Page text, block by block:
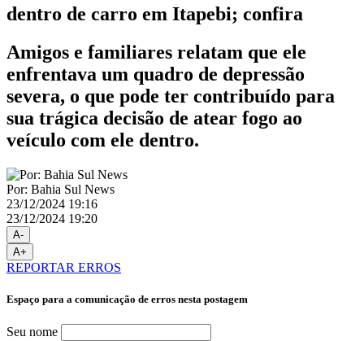
dentro de carro em Itapebi; confira
Amigos e familiares relatam que ele
enfrentava um quadro de depressão
severa, o que pode ter contribuído para
sua trágica decisão de atear fogo ao
veículo com ele dentro.
Por: Bahia Sul News
23/12/2024 19:16
23/12/2024 19:20
A-
A+
REPORTAR ERROS
Espaço para a comunicação de erros nesta postagem
Seu nome